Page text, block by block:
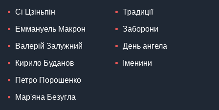
Сі Цзіньпін
Еммануель Макрон
Валерій Залужний
Кирило Буданов
Петро Порошенко
Мар'яна Безугла
Традиції
Заборони
День ангела
Іменини